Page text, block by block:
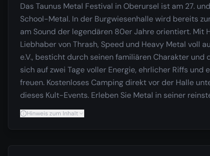
Das Taunus Metal Festival in Oberursel ist am 27.
School-Metal. In der Burgwiesenhalle wird bereits
am Sound der legendären 80er Jahre orientiert. Mit
Liebhaber von Thrash, Speed und Heavy Metal voll
e.V., besticht durch seinen familiären Charakter und
sich auf zwei Tage voller Energie, ehrlicher Riffs
freuen. Kostenloses Camping direkt vor der Halle
dieses Kult-Events. Erleben Sie Metal in seiner
Hinweis zum Inhalt